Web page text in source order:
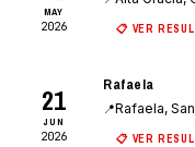
MAY
2026 📋 VER
21
JUN
2026
Rafaela
📍Rafaela,
📋 VER